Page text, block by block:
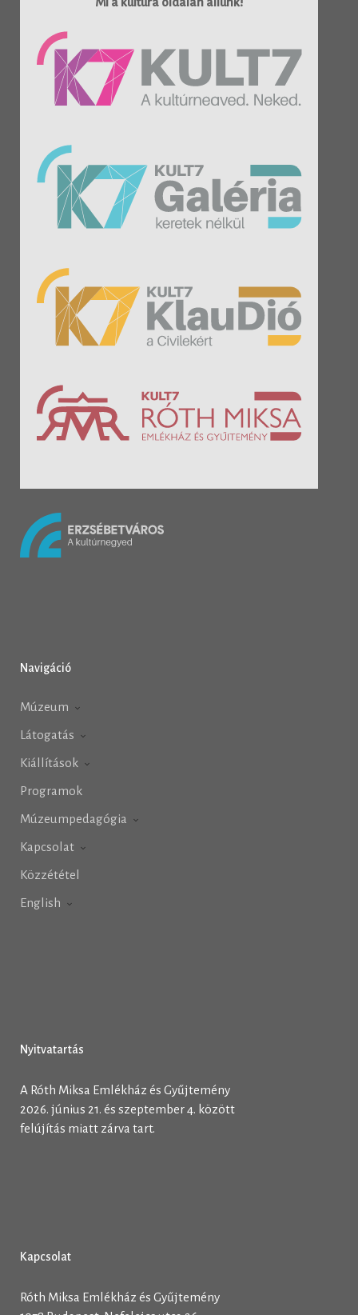
Navigáció
Múzeum
Látogatás
Kiállítások
Programok
Múzeumpedagógia
Kapcsolat
Közzététel
English
Nyitvatartás
A Róth Miksa Emlékház és Gyűjtemény
2026. június 21. és szeptember 4. között
felújítás miatt zárva tart.
Kapcsolat
Róth Miksa Emlékház és Gyűjtemény